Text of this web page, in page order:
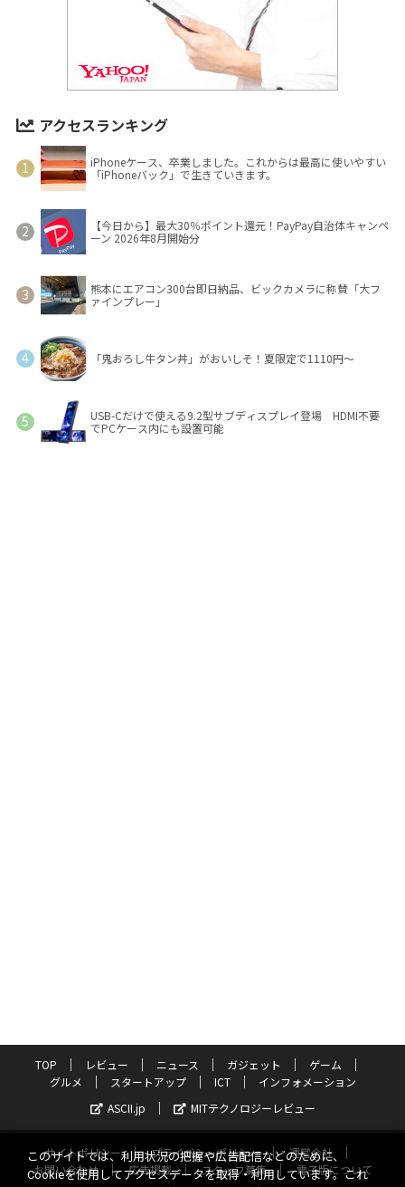
アクセスランキング
iPhoneケース、卒業しました。これからは最高に使いやすい
「iPhoneバック」で生きていきます。
【今日から】最大30％ポイント還元！PayPay自治体キャンペ
ーン 2026年8月開始分
熊本にエアコン300台即日納品、ビックカメラに称賛「大フ
ァインプレー」
「鬼おろし牛タン丼」がおいしそ！夏限定で1110円～
USB-Cだけで使える9.2型サブディスプレイ登場 HDMI不要
でPCケース内にも設置可能
TOP レビュー ニュース ガジェット
ゲーム
グルメ
スタートアップ ICT
インフォメーション
ASCII.jp
MITテクノロジーレビュー
サイトポリシー プライバシーポリシー
運営会社
お問い合わせ
広告掲載 スタッフ募集 電子版について
このサイトでは、利用状況の把握や広告配信などのために、
Cookieを使用してアクセスデータを取得・利用しています。これ